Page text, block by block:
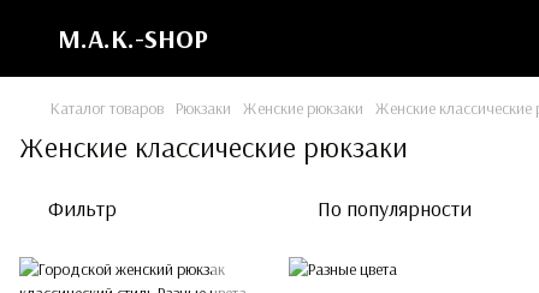
M.A.K.-SHOP
Каталог товаров Рюкзаки Женские рюкзаки Женские классические
Женские классические рюкзаки
Фильтр По популярности